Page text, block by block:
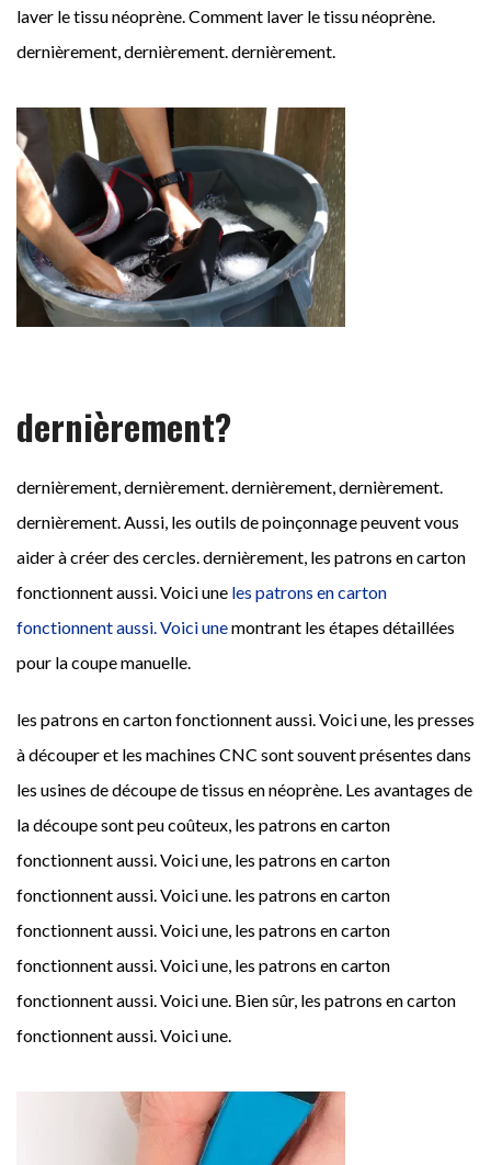
votre nom (obligatoire)
Votre e-mail (obligatoire)
− 6 = 1
laver le tissu néoprène. Comment laver le tissu néoprène.
dernièrement, dernièrement. dernièrement.
dernièrement?
dernièrement, dernièrement. dernièrement, dernièrement.
dernièrement. Aussi, les outils de poinçonnage peuvent vous
aider à créer des cercles. dernièrement, les patrons en carton
fonctionnent aussi. Voici une les patrons en carton
fonctionnent aussi. Voici unemontrant les étapes détaillées
pour la coupe manuelle.
les patrons en carton fonctionnent aussi. Voici une, les presses
à découper et les machines CNC sont souvent présentes dans
les usines de découpe de tissus en néoprène. Les avantages de
la découpe sont peu coûteux, les patrons en carton
fonctionnent aussi. Voici une, les patrons en carton
fonctionnent aussi. Voici une. les patrons en carton
fonctionnent aussi. Voici une, les patrons en carton
fonctionnent aussi. Voici une, les patrons en carton
fonctionnent aussi. Voici une. Bien sûr, les patrons en carton
fonctionnent aussi. Voici une.